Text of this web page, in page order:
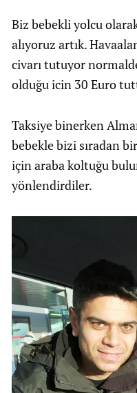
Biz bebekli yolcu
alıyoruz artık.
civarı tutuyor
olduğu icin 30 Euro
Taksiye binerken
bebekle bizi sıradan
için araba koltuğu
yönlendirdiler.